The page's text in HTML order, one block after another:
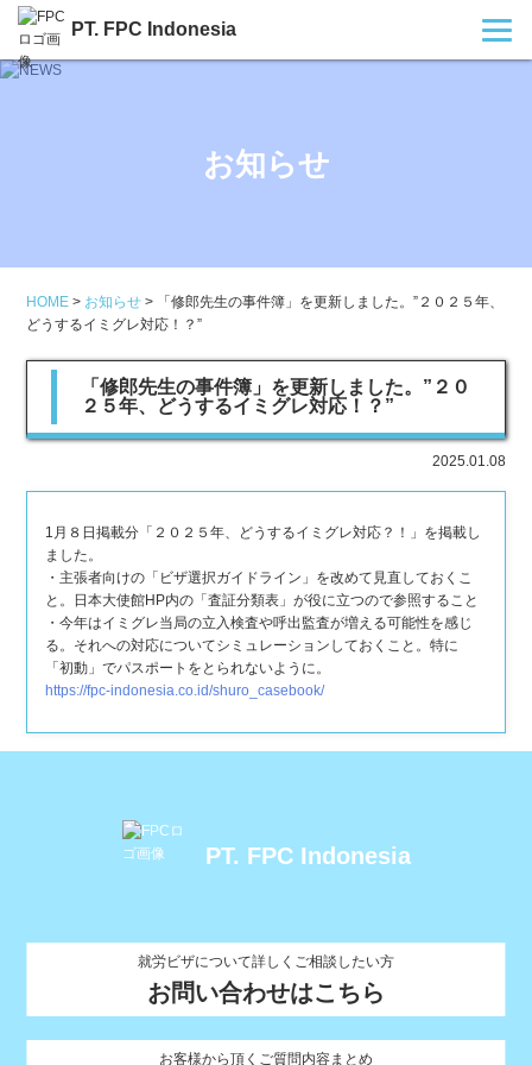
PT. FPC Indonesia
お知らせ
HOME > お知らせ >
「修郎先生の事件簿」を更新しました。”２０２５年、
どうするイミグレ対応！？”
「修郎先生の事件簿」を更新しました。”２０
２５年、どうするイミグレ対応！？”
2025.01.08
1月８日掲載分「２０２５年、どうするイミグレ対応？！」を掲載し
ました。
・主張者向けの「ビザ選択ガイドライン」を改めて見直しておくこ
と。日本大使館HP内の「査証分類表」が役に立つので参照すること
・今年はイミグレ当局の立入検査や呼出監査が増える可能性を感じ
る。それへの対応についてシミュレーションしておくこと。特に
「初動」でパスポートをとられないように。
https://fpc-indonesia.co.id/shuro_casebook/
PT. FPC Indonesia
就労ビザについて詳しくご相談したい方
お問い合わせはこちら
お客様から頂くご質問内容まとめ